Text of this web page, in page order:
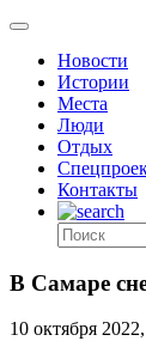
Новости
Истории
Места
Люди
Отдых
Контакты
В Самаре
10 октября